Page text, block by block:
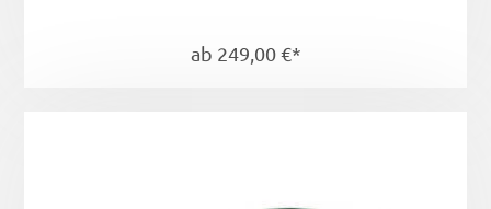
ab 249,00 €*